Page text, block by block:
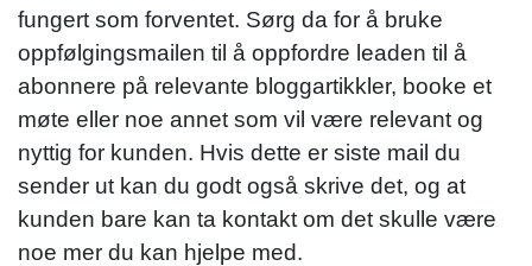
fungert som forventet. Sørg da for å bruke
oppfølgingsmailen til å oppfordre leaden til å
abonnere på relevante bloggartikkler, booke et
møte eller noe annet som vil være relevant og
nyttig for kunden. Hvis dette er siste mail du
sender ut kan du godt også skrive det, og at
kunden bare kan ta kontakt om det skulle være
noe mer du kan hjelpe med.